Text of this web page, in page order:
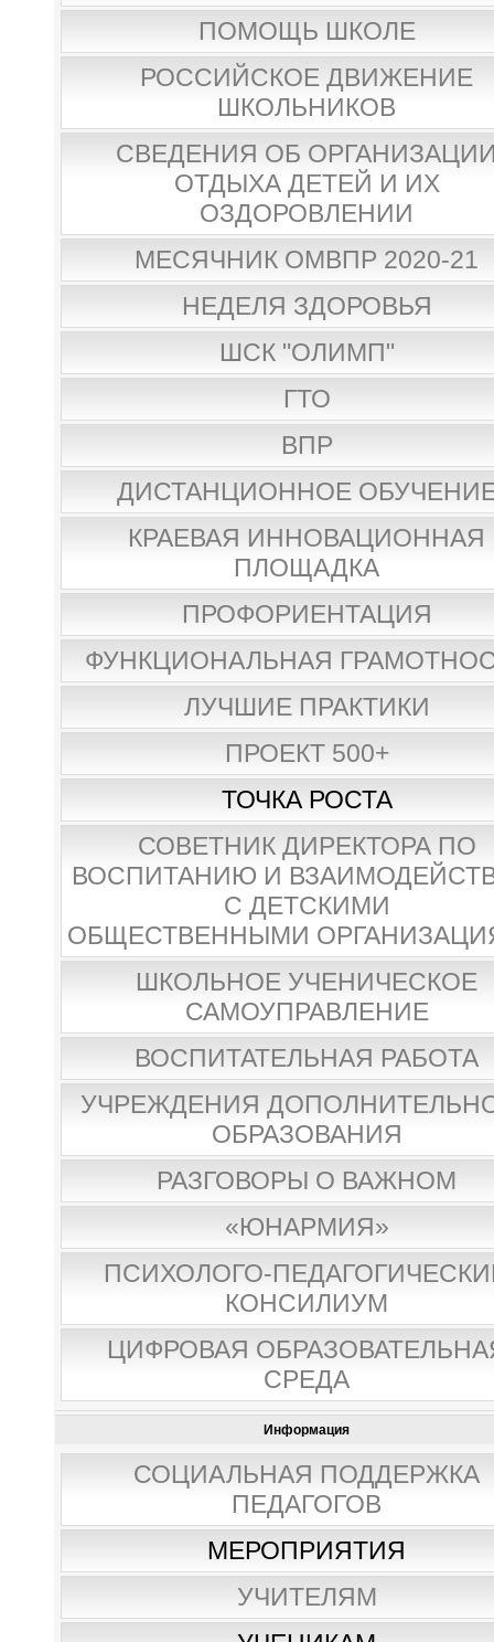
ПОМОЩЬ ШКОЛЕ
РОССИЙСКОЕ ДВИЖЕНИЕ
ШКОЛЬНИКОВ
СВЕДЕНИЯ ОБ
ОТДЫХА ДЕТЕЙ И ИХ
ОЗДОРОВЛЕНИИ
МЕСЯЧНИК ОМВПР 2020-21
НЕДЕЛЯ ЗДОРОВЬЯ
ШСК "ОЛИМП"
ГТО
ВПР
ДИСТАНЦИОННОЕ
КРАЕВАЯ ИННОВАЦИОННАЯ
ПЛОЩАДКА
ПРОФОРИЕНТАЦИЯ
ФУНКЦИОНАЛЬНАЯ
ЛУЧШИЕ ПРАКТИКИ
ПРОЕКТ 500+
ТОЧКА РОСТА
СОВЕТНИК ДИРЕКТОРА ПО
ВОСПИТАНИЮ И
С ДЕТСКИМИ
ОБЩЕСТВЕННЫМИ
ШКОЛЬНОЕ УЧЕНИЧЕСКОЕ
САМОУПРАВЛЕНИЕ
ВОСПИТАТЕЛЬНАЯ РАБОТА
УЧРЕЖДЕНИЯ
ОБРАЗОВАНИЯ
РАЗГОВОРЫ О ВАЖНОМ
«ЮНАРМИЯ»
ПСИХОЛОГО-
КОНСИЛИУМ
ЦИФРОВАЯ
СРЕДА
Информация
СОЦИАЛЬНАЯ ПОДДЕРЖКА
ПЕДАГОГОВ
МЕРОПРИЯТИЯ
УЧИТЕЛЯМ